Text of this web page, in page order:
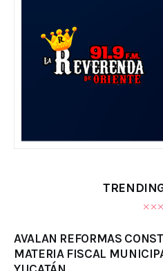
AVALAN REFORMAS
MATERIA FISCAL